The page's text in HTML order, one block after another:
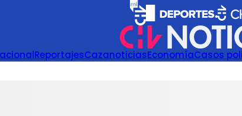
ReportajesCazanoticiasEconomíaCasos